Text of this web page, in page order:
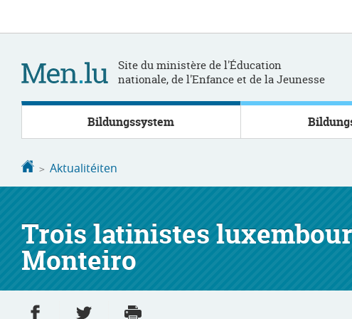
Site du ministère de l'Éducation
nationale, de l'Enfance et de la Jeunesse
Bildungssystem
Startsäit
Aktualitéiten
Trois latinistes
Monteiro
Partager sur Facebook
Partager sur Twitter